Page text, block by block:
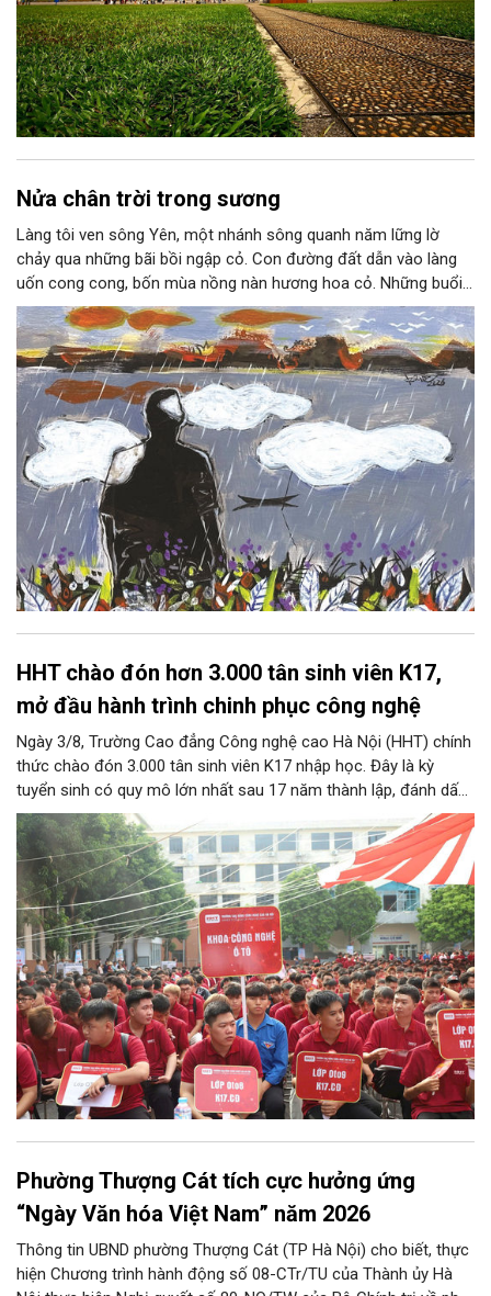
Nửa chân trời trong sương
Làng tôi ven sông Yên, một nhánh sông quanh năm lững lờ
chảy qua những bãi bồi ngập cỏ. Con đường đất dẫn vào làng
uốn cong cong, bốn mùa nồng nàn hương hoa cỏ. Những buổi
hoàng hôn, khi nắng đã dịu xuống phía cuối sông, đám hoa tím
lại thẫm màu như có ai vừa rắc lên một lớp khói.
HHT chào đón hơn 3.000 tân sinh viên K17,
mở đầu hành trình chinh phục công nghệ
Ngày 3/8, Trường Cao đẳng Công nghệ cao Hà Nội (HHT) chính
thức chào đón 3.000 tân sinh viên K17 nhập học. Đây là kỳ
tuyển sinh có quy mô lớn nhất sau 17 năm thành lập, đánh dấu
bước chuyển mình quan trọng của nhà trường.
Phường Thượng Cát tích cực hưởng ứng
“Ngày Văn hóa Việt Nam” năm 2026
Thông tin UBND phường Thượng Cát (TP Hà Nội) cho biết, thực
hiện Chương trình hành động số 08-CTr/TU của Thành ủy Hà